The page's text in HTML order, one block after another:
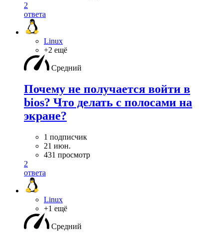
2
ответа
Linux
+2 ещё
Средний
Почему не получается войти в
bios? Что делать с полосами на
экране?
1 подписчик
21 июн.
431 просмотр
2
ответа
Linux
+1 ещё
Средний